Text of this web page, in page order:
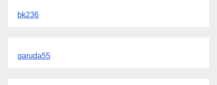
bk236
garuda55